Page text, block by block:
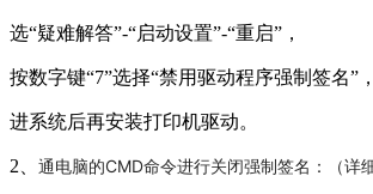
选“疑难解答”-“启动设置”-“重启”，
按数字键“7”选择“禁用驱动程序强制签名”，
进系统后再安装打印机驱动。
2、 通电脑的CMD命令进行关闭强制签名：（详